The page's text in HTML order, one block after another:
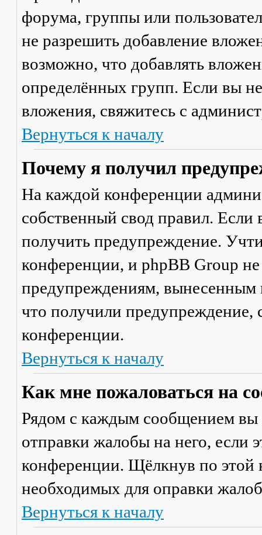
форума, группы или
не разрешить добавление
возможно, что добавлять
определённых групп. Если вы
вложения, свяжитесь с
Вернуться к началу
Почему я получил
На каждой конференции
собственный свод правил.
получить предупреждение.
конференции, и phpBB Group
предупреждениям, вынесенным
что получили предупреждение,
конференции.
Вернуться к началу
Как мне пожаловаться на
Рядом с каждым сообщением вы
отправки жалобы на него, если
конференции. Щёлкнув по этой
необходимых для оправки
Вернуться к началу